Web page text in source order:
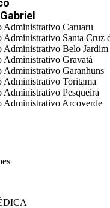
Administrativo Caruaru
Administrativo Santa Cruz
Administrativo Belo Jardim
Administrativo Gravatá
Administrativo Garanhuns
Administrativo Toritama
Administrativo Pesqueira
Administrativo Arcoverde